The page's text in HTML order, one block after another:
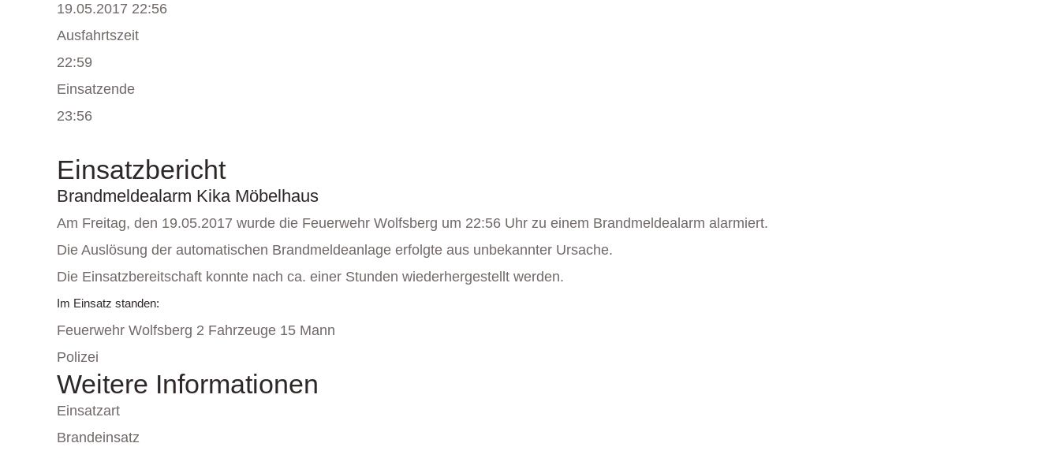
19.05.2017 22:56
Ausfahrtszeit
22:59
Einsatzende
23:56
Einsatzbericht
Brandmeldealarm Kika Möbelhaus
Am Freitag, den 19.05.2017 wurde die Feuerwehr Wolfsberg um 22:56 Uhr zu einem Brandmeldealarm alarmiert.
Die Auslösung der automatischen Brandmeldeanlage erfolgte aus unbekannter Ursache.
Die Einsatzbereitschaft konnte nach ca. einer Stunden wiederhergestellt werden.
Im Einsatz standen:
Feuerwehr Wolfsberg 2 Fahrzeuge 15 Mann
Polizei
Weitere Informationen
Einsatzart
Brandeinsatz